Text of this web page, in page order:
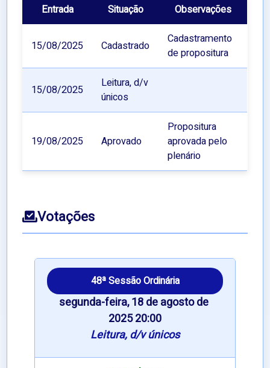
Entrada Situação Observações
15/08/2025 Cadastrado
Cadastramento
de propositura
15/08/2025
Leitura, d/v
únicos
19/08/2025 Aprovado
Propositura
aprovada pelo
plenário
Votações
48ª Sessão Ordinária
segunda-feira, 18 de agosto de
2025 20:00
Leitura, d/v únicos